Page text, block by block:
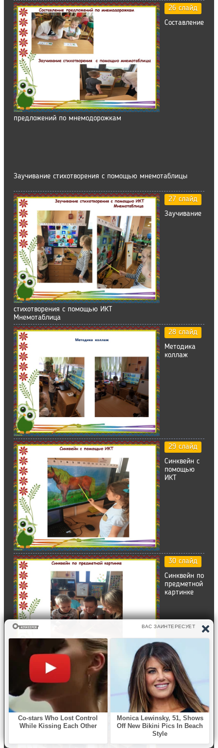
26 слайд
Составление
предложений по мнемодорожкам
Заучивание стихотворения с помощью мнемотаблицы
27 слайд
Заучивание
стихотворения с помощью ИКТ
Мнемотаблица
28 слайд
Методика
коллаж
29 слайд
Синквейн с
помощью
ИКТ
30 слайд
Синквейн по
предметной
картинке
31 слайд